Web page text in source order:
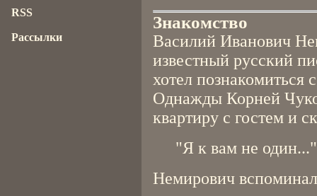
Знакомство
Василий Иванович
известный русский
хотел
Однажды Корней
квартиру с гостем и
"Я к вам не один..."
Немирович
RSS
Рассылки